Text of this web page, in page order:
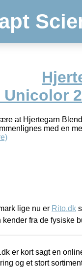
at Hjertegarn
med en
lige nu er Rito.dk
kender fra de fysiske
er kort sagt en
og et stort